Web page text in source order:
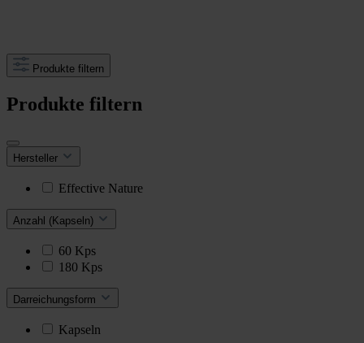
Produkte filtern
Produkte filtern
Hersteller
Effective Nature
Anzahl (Kapseln)
60 Kps
180 Kps
Darreichungsform
Kapseln